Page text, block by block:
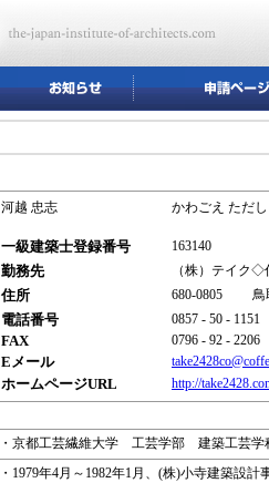
河越 忠志 かわごえ ただし
一級建築士登録番号 163140
勤務先 （株）テイク
住所 680-0805 鳥
電話番号 0857 - 50 - 1151
FAX 0796 - 92 - 2206
Eメール
ホームページURL http://
・京都工芸繊維大学 工芸学部 建築工芸
・1979年4月～1982年1月、(株)小寺建築設